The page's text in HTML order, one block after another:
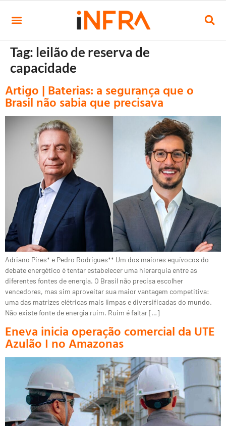
Tag: leilão de reserva de
capacidade
Artigo | Baterias: a segurança que o
Brasil não sabia que precisava
Adriano Pires* e Pedro Rodrigues** Um dos maiores equívocos do
debate energético é tentar estabelecer uma hierarquia entre as
diferentes fontes de energia. O Brasil não precisa escolher
vencedores, mas sim aproveitar sua maior vantagem competitiva:
uma das matrizes elétricas mais limpas e diversificadas do mundo.
Não existe fonte de energia ruim. Ruim é faltar […]
Eneva inicia operação comercial da UTE
Azulão I no Amazonas